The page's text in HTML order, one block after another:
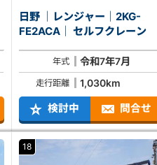
日野 ｜レンジャー｜2KG-
FE2ACA｜ セルフクレーン
年式 令和7年7月
走行距離 1,030km
検討中 問合せ
18